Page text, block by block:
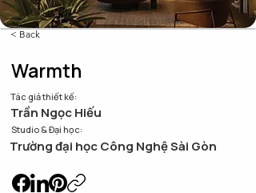
< Back
Warmth
Tác giả thiết kế:
Trần Ngọc Hiếu
Studio & Đại học:
Trường đại học Công Nghệ Sài Gòn